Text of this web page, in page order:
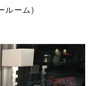
ルーム)